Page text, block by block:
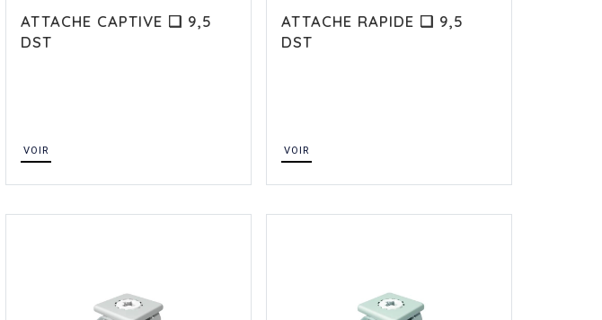
ATTACHE CAPTIVE ❏ 9,5
DST
VOIR
ATTACHE RAPIDE ❏ 9,5
DST
VOIR